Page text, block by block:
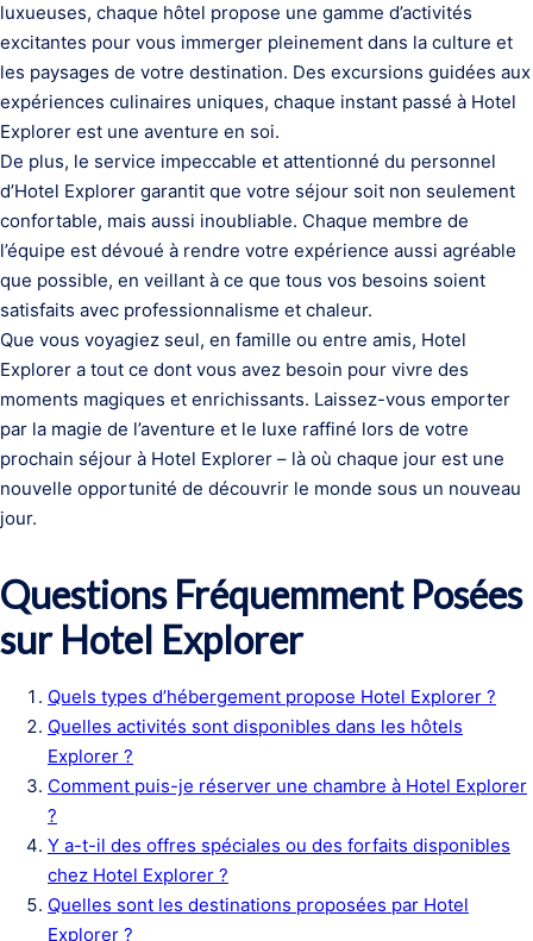
luxueuses, chaque hôtel propose une gamme d’activités
excitantes pour vous immerger pleinement dans la culture et
les paysages de votre destination. Des excursions guidées aux
expériences culinaires uniques, chaque instant passé à Hotel
Explorer est une aventure en soi.
De plus, le service impeccable et attentionné du personnel
d’Hotel Explorer garantit que votre séjour soit non seulement
confortable, mais aussi inoubliable. Chaque membre de
l’équipe est dévoué à rendre votre expérience aussi agréable
que possible, en veillant à ce que tous vos besoins soient
satisfaits avec professionnalisme et chaleur.
Que vous voyagiez seul, en famille ou entre amis, Hotel
Explorer a tout ce dont vous avez besoin pour vivre des
moments magiques et enrichissants. Laissez-vous emporter
par la magie de l’aventure et le luxe raffiné lors de votre
prochain séjour à Hotel Explorer – là où chaque jour est une
nouvelle opportunité de découvrir le monde sous un nouveau
jour.
Questions Fréquemment Posées
sur Hotel Explorer
Quels types d’hébergement propose Hotel Explorer ?
Quelles activités sont disponibles dans les hôtels
Explorer ?
Comment puis-je réserver une chambre à Hotel Explorer
?
Y a-t-il des offres spéciales ou des forfaits disponibles
chez Hotel Explorer ?
Quelles sont les destinations proposées par Hotel
Explorer ?